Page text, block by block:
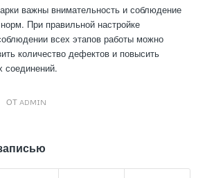
важны внимательность и соблюдение
При правильной настройке
всех этапов работы можно
количество дефектов и повысить
соединений.
ОТ ADMIN